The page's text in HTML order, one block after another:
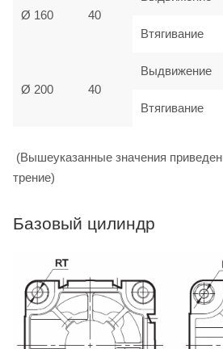
Ø 160 40
Втягивание
Ø 200 40
Выдвижение
Втягивание
(Вышеуказанные значения
трение)
Базовый цилиндр